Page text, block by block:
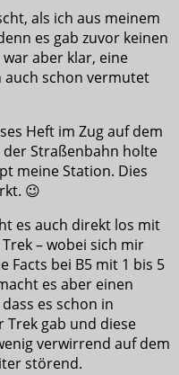
als ich aus meinem
es gab zuvor keinen
aber klar, eine
auch schon vermutet
Heft im Zug auf dem
der Straßenbahn holte
meine Station. Dies
😉
es auch direkt los mit
– wobei sich mir
Facts bei B5 mit 1 bis 5
es aber einen
es schon in
Trek gab und diese
verwirrend auf dem
störend.